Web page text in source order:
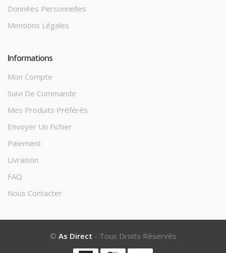
Données Personnelles
Mentions Légales
Informations
Mon Compte
Suivi De Commande
Mes Produits Préférés
Envoyer Un Fichier
Paiement
Livraison
FAQ
Nous Contacter
© As Direct - Tous Droits Réservés